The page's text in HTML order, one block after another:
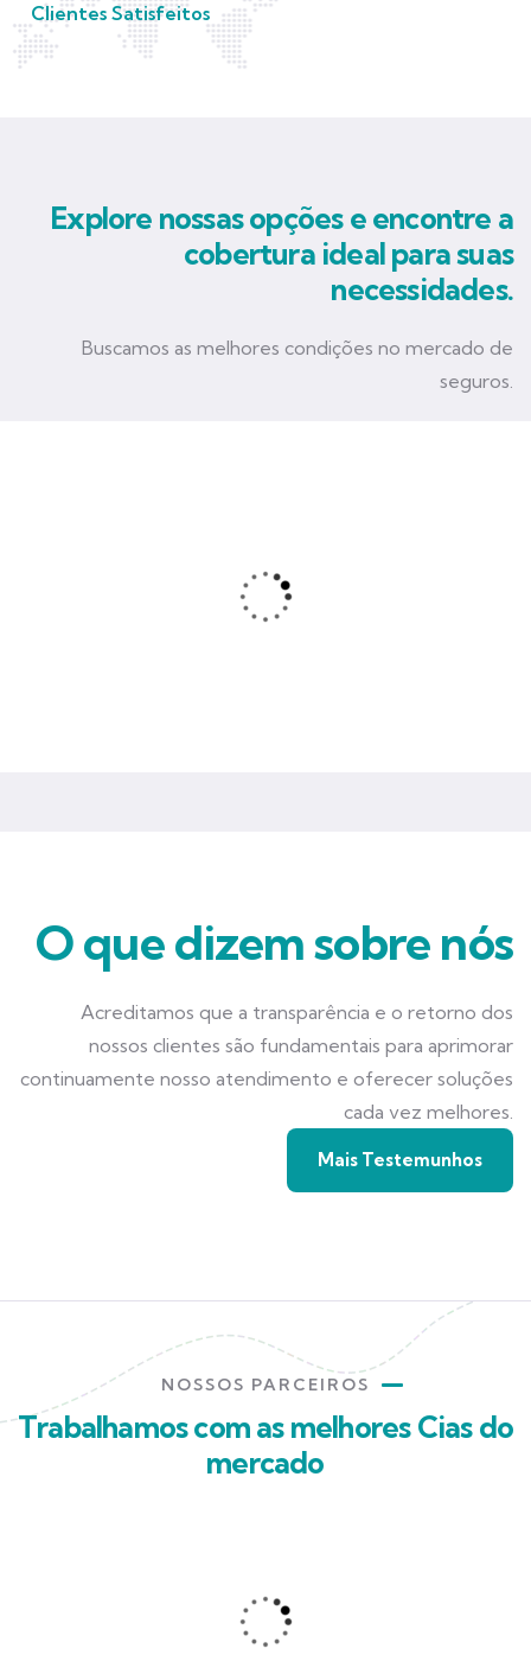
Clientes Satisfeitos
Explore nossas opções e encontre a
cobertura ideal para suas
necessidades.
Buscamos as melhores condições no mercado de
seguros.
O que dizem sobre nós
Acreditamos que a transparência e o retorno dos
nossos clientes são fundamentais para aprimorar
continuamente nosso atendimento e oferecer soluções
cada vez melhores.
Mais Testemunhos
NOSSOS PARCEIROS
Trabalhamos com as melhores Cias do
mercado